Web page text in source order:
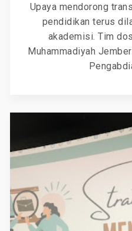
Upaya mendorong
pendidikan terus
akademisi. Tim
Muhammadiyah